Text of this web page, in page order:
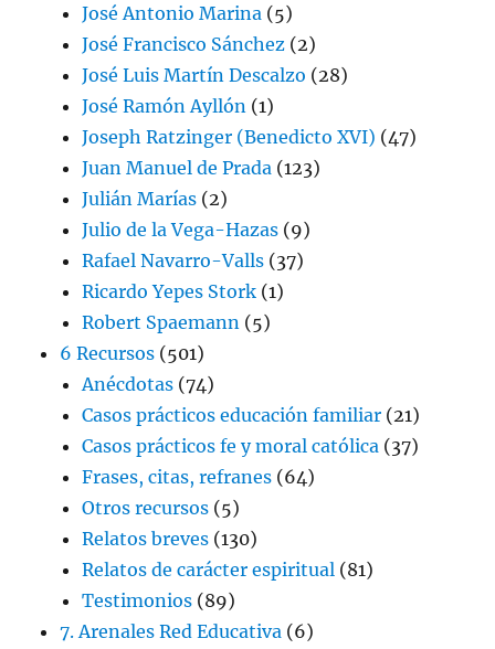
José Antonio Marina (5)
José Francisco Sánchez (2)
José Luis Martín Descalzo (28)
José Ramón Ayllón (1)
Joseph Ratzinger (Benedicto XVI) (47)
Juan Manuel de Prada (123)
Julián Marías (2)
Julio de la Vega-Hazas (9)
Rafael Navarro-Valls (37)
Ricardo Yepes Stork (1)
Robert Spaemann (5)
6 Recursos (501)
Anécdotas (74)
Casos prácticos educación familiar (21)
Casos prácticos fe y moral católica (37)
Frases, citas, refranes (64)
Otros recursos (5)
Relatos breves (130)
Relatos de carácter espiritual (81)
Testimonios (89)
7. Arenales Red Educativa (6)